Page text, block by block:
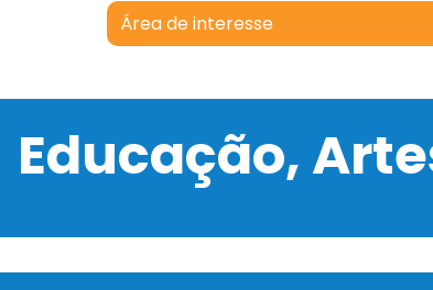
Área de interesse
Educação,